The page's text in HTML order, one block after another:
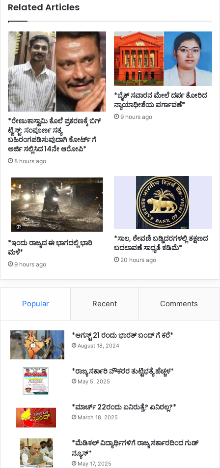
Related Articles
*ರೇಣುಕಾಸ್ವಾಮಿ ಕೊಲೆ ಪ್ರಕರಣಕ್ಕೆ ಬಿಗ್
ಟ್ವಿಸ್ಟ್: ಸಂಪೂರ್ಣ ಸತ್ಯ
ಬಹಿರಂಗಪಡಿಸುವುದಾಗಿ ಕೋರ್ಟ್ ಗೆ
ಅರ್ಜಿ ಸಲ್ಲಿಸಿದ 14ನೇ ಆರೋಪಿ*
8 hours ago
*ಬೈಕ್ ಸವಾರನ ಮೇಲೆ ದರ್ಪ ತೋರಿದ
ನ್ಯಾಯಾಧೀಶೆಯ ವರ್ಗಾವಣೆ*
9 hours ago
*ಇಂದು ರಾಜ್ಯದ ಈ ಭಾಗದಲ್ಲಿ ಭಾರಿ
ಮಳೆ*
9 hours ago
*ಸಾಲ, ಠೇವಣಿ ಬಡ್ಡಿದರಗಳಲ್ಲಿ ತಕ್ಷಣದ
ಬದಲಾವಣೆ ಸಾಧ್ಯತೆ ಕಡಿಮೆ*
20 hours ago
Popular Recent Comments
*ಆಗಸ್ಟ್ 21 ರಂದು ಭಾರತ್‌ ಬಂದ್‌ ಗೆ ಕರೆ*
August 18, 2024
*ರಾಜ್ಯ ಸರ್ಕಾರಿ ನೌಕರರ ತುಟ್ಟಿಭತ್ಯೆ ಹೆಚ್ಚಳ*
May 5, 2025
*ಮಾರ್ಚ್ 22ರಂದು ಏನಿರುತ್ತೆ? ಏನಿರಲ್ಲ?*
March 18, 2025
*ಮೆಡಿಕಲ್ ವಿದ್ಯಾರ್ಥಿಗಳಿಗೆ ರಾಜ್ಯ ಸರ್ಕಾರದಿಂದ ಗುಡ್
ನ್ಯೂಸ್*
May 17, 2025